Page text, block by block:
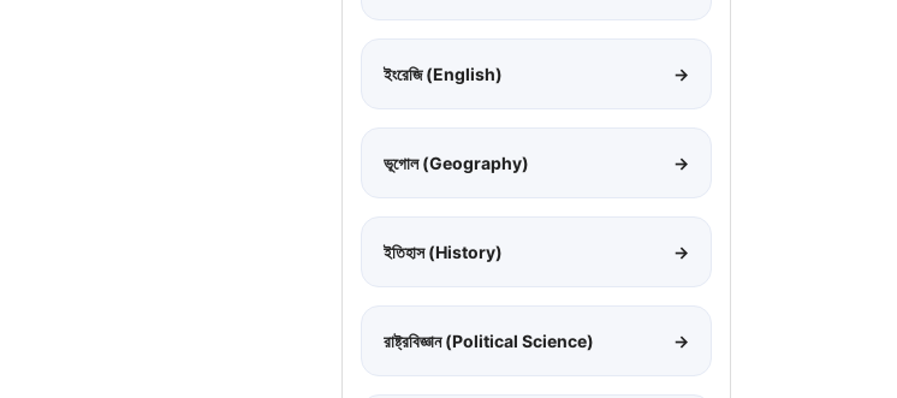
ইংরেজি (English) →
ভূগোল (Geography) →
ইতিহাস (History) →
রাষ্ট্রবিজ্ঞান (Political Science) →